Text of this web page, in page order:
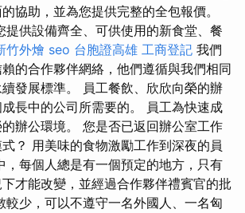
協助，並為您提供完整的全包報價。
提供設備齊全、可供使用的新食堂、餐
竹外燴 seo 台胞證高雄 工商登記 我們
的合作夥伴網絡，他們遵循與我們相同
發展標準。 員工餐飲、欣欣向榮的辦
長中的公司所需要的。 員工為快速成
辦公環境。 您是否已返回辦公室工作
？ 用美味的食物激勵工作到深夜的員
，每個人總是有一個預定的地方，只有
才能改變，並經過合作夥伴禮賓官的批
較少，可以不遵守一名外國人、一名匈